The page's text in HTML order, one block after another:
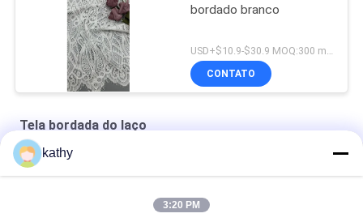
bordado branco
CONTATO
Tela bordada do laço
Tecido de Renda Branco Renda Bordada Design Personalizado
kathy
3:20 PM